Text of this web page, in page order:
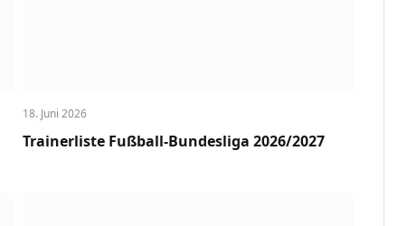
18. Juni 2026
Trainerliste Fußball-Bundesliga 2026/2027